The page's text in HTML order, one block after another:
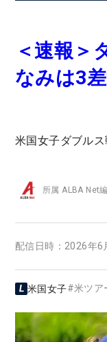
＜速報＞
なみは3
米国女子ダブルス
所属ALBA Net
配信日時： 2026年6
米国女子#米ツア